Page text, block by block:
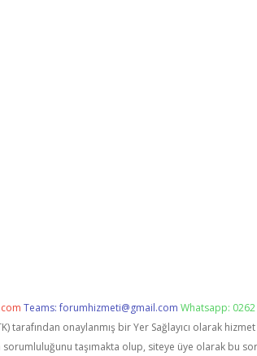
Teams:forumhizmeti@gmail.com Whatsapp:
tarafından onaylanmış bir Yer Sağlayıcı olarak
taşımakta olup, siteye üye olarak bu